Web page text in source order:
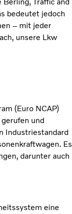
bedeutet jedoch
– mit jeder
unsere Lkw
(Euro NCAP)
und
Industriestandard
Es
darunter auch
eine